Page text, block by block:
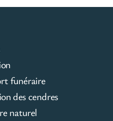
funéraire
des cendres
naturel